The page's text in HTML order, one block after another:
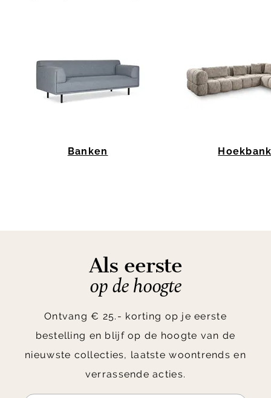
Banken
Als eerste
op de hoogte
Ontvang € 25.- korting op je eerste
bestelling en blijf op de hoogte van de
nieuwste collecties, laatste woontrends en
verrassende acties.